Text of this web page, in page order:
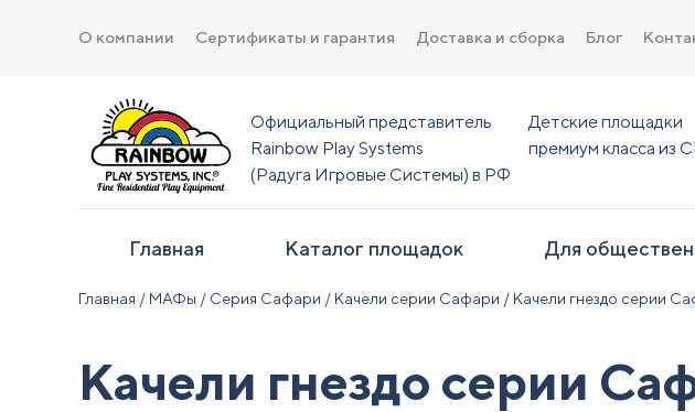
О компании Сертификаты и гарантия Доставка и сборка Блог
Официальный представитель
Rainbow Play Systems
(Радуга Игровые Системы) в РФ
Детские площадки
премиум класса из
Главная Каталог площадок Для
Главная / МАФы / Серия Сафари / Качели серии Сафари / Качели гнездо серии
Качели гнездо серии